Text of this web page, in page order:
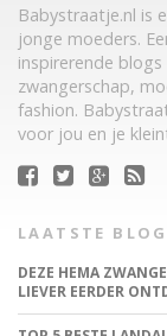
Babystraatje.nl is
jonge moeders.
inspirerende
zwangerschap,
fashion.
voor jou en je
LAATSTE
DEZE HEMA
LIEVER EERDER